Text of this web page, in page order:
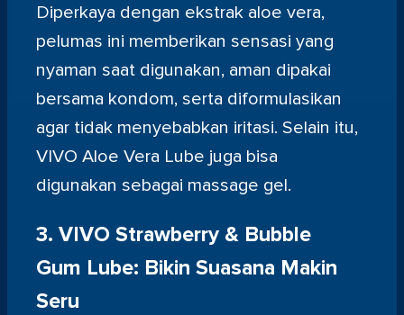
Diperkaya dengan ekstrak aloe vera,
pelumas ini memberikan sensasi yang
nyaman saat digunakan, aman dipakai
bersama kondom, serta diformulasikan
agar tidak menyebabkan iritasi. Selain itu,
VIVO Aloe Vera Lube juga bisa
digunakan sebagai massage gel.
3. VIVO Strawberry & Bubble
Gum Lube: Bikin Suasana Makin
Seru